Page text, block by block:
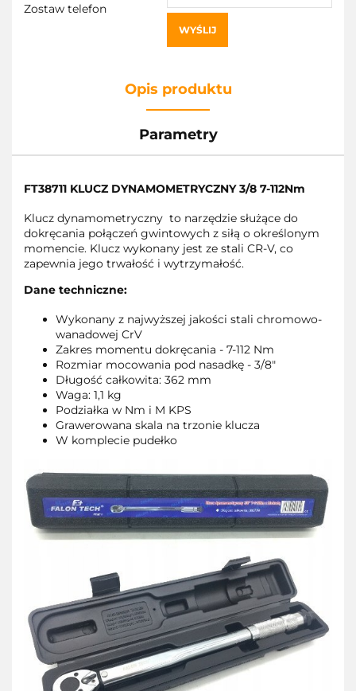
Zostaw telefon
WYŚLIJ
Opis produktu
Parametry
FT38711 KLUCZ DYNAMOMETRYCZNY 3/8 7-112Nm
Klucz dynamometryczny to narzędzie służące do
dokręcania połączeń gwintowych z siłą o określonym
momencie. Klucz wykonany jest ze stali CR-V, co
zapewnia jego trwałość i wytrzymałość.
Dane techniczne:
Wykonany z najwyższej jakości stali chromowo-
wanadowej CrV
Zakres momentu dokręcania - 7-112 Nm
Rozmiar mocowania pod nasadkę - 3/8"
Długość całkowita: 362 mm
Waga: 1,1 kg
Podziałka w Nm i M KPS
Grawerowana skala na trzonie klucza
W komplecie pudełko